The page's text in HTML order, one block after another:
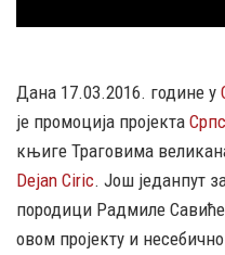
Дана 17.03.2016. године у
је промоција пројекта
књиге Траговима
Dejan Ciric. Још једанпут
породици Радмиле
овом пројекту и